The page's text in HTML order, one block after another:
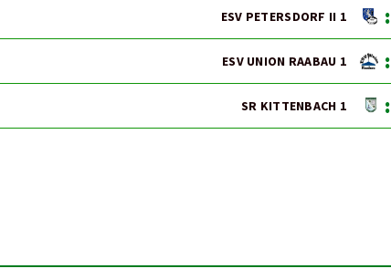
ESV PETERSDORF II 1 :
ESV UNION RAABAU 1 :
SR KITTENBACH 1 :